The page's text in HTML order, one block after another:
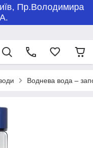
Пр.Володимира
Воднева вода –